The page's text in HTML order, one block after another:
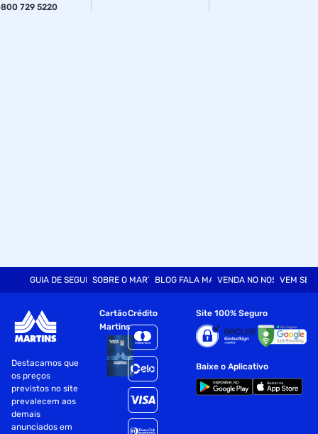
729 5220
GUIA DE SEGURANÇASOBRE O MARTINSBLOG FALA MARTVENDA NO NOSSO SITE
VEM SER
Destacamos que
os preços
previstos no site
prevalecem aos
demais
anunciados em
Cartão
Martins
Crédito Site 100% Seguro
Baixe o Aplicativo